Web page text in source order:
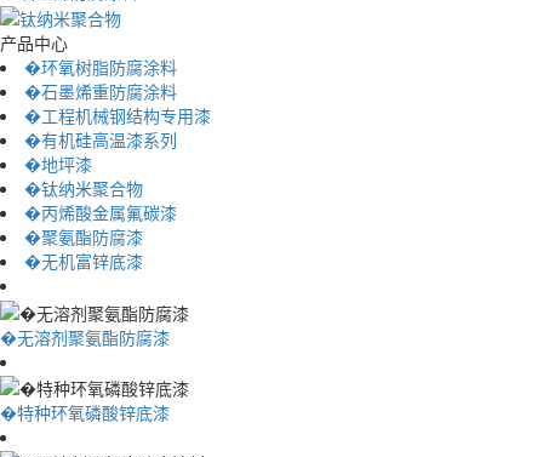
产品中心
�环氧树脂防腐涂料
�石墨烯重防腐涂料
�工程机械钢结构专用漆
�有机硅高温漆系列
�地坪漆
�钛纳米聚合物
�丙烯酸金属氟碳漆
�聚氨酯防腐漆
�无机富锌底漆
�无溶剂聚氨酯防腐漆
�特种环氧磷酸锌底漆